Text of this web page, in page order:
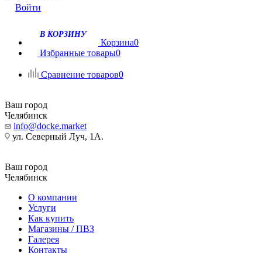
Войти
В КОРЗИНУ
Корзина0
Избранные товары0
Сравнение товаров0
Ваш город
Челябинск
info@docke.market
ул. Северный Луч, 1А.
Ваш город
Челябинск
О компании
Услуги
Как купить
Магазины / ПВЗ
Галерея
Контакты